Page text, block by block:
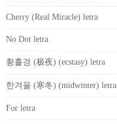
Cherry (Real Miracle) letra
No Dot letra
황홀경 (极夜) (ecstasy) letra
한겨울 (寒冬) (midwinter) letra
For letra